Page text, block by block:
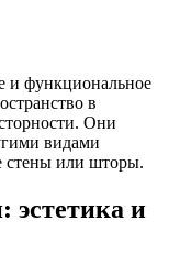
и функциональное
в
Они
видами
стены или шторы.
эстетика и